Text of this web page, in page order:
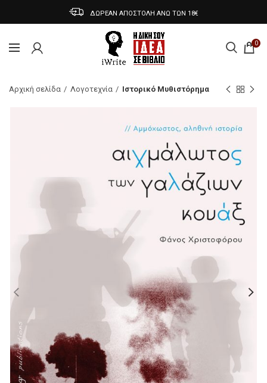
ΔΩΡΕΑΝ ΑΠΟΣΤΟΛΗ ΑΝΩ ΤΩΝ 18€
0
Αρχική σελίδα Λογοτεχνία Ιστορικό Μυθιστόρημα